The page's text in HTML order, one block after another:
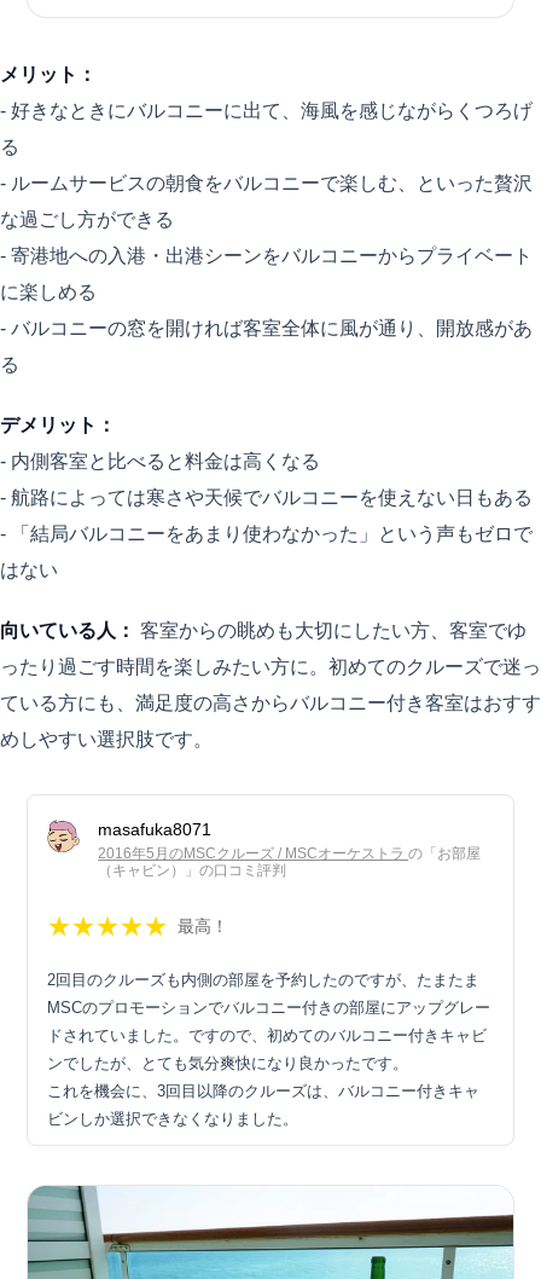
メリット：
- 好きなときにバルコニーに出て、海風を感じながらくつろげ
る
- ルームサービスの朝食をバルコニーで楽しむ、といった贅沢
な過ごし方ができる
- 寄港地への入港・出港シーンをバルコニーからプライベート
に楽しめる
- バルコニーの窓を開ければ客室全体に風が通り、開放感があ
る
デメリット：
- 内側客室と比べると料金は高くなる
- 航路によっては寒さや天候でバルコニーを使えない日もある
- 「結局バルコニーをあまり使わなかった」という声もゼロで
はない
向いている人： 客室からの眺めも大切にしたい方、客室でゆ
ったり過ごす時間を楽しみたい方に。初めてのクルーズで迷っ
ている方にも、満足度の高さからバルコニー付き客室はおすす
めしやすい選択肢です。
masafuka8071
2016年5月のMSCクルーズ / MSCオーケストラの「お部屋
（キャビン）」の口コミ評判
★★★★★ 最高！
2回目のクルーズも内側の部屋を予約したのですが、たまたま
MSCのプロモーションでバルコニー付きの部屋にアップグレー
ドされていました。ですので、初めてのバルコニー付きキャビ
ンでしたが、とても気分爽快になり良かったです。
これを機会に、3回目以降のクルーズは、バルコニー付きキャ
ビンしか選択できなくなりました。